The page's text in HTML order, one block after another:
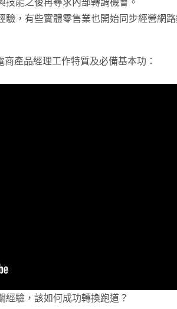
能之後再尋求內部轉調機會。
，有些實體零售業也開始同步經營網路
產品經理工作特質及必備基本功：
經驗，該如何成功轉換跑道？